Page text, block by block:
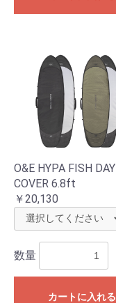
O&E HYPA FISH DAY
COVER 6.8ft
￥20,130
数量
カートに入れる